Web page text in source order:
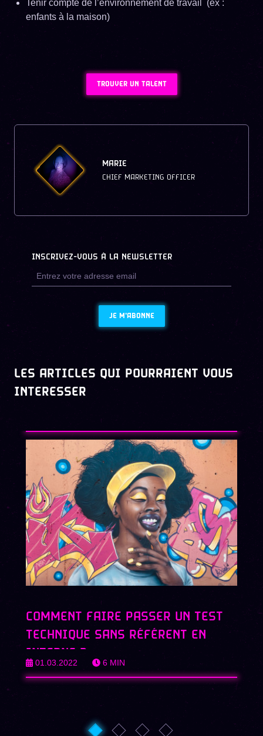
Tenir compte de l’environnement de travail (ex :
enfants à la maison)
TROUVER UN TALENT
MARIE
CHIEF MARKETING OFFICER
INSCRIVEZ-VOUS À LA NEWSLETTER
JE M'ABONNE
LES ARTICLES QUI POURRAIENT VOUS
INTERESSER
COMMENT FAIRE PASSER UN TEST
TECHNIQUE SANS RÉFÉRENT EN
INTERNE ?
01.03.2022 6 MIN